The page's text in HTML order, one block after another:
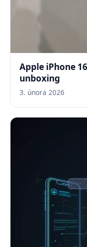
Apple iPhone
unboxing
3. února 2026